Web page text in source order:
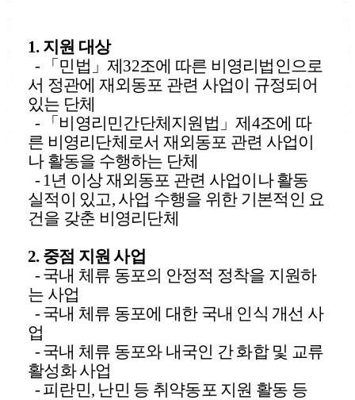
1. 지원 대상
- 「민법」제32조에 따른 비영리법인으로
서 정관에 재외동포 관련 사업이 규정되어
있는 단체
- 「비영리민간단체지원법」제4조에 따
른 비영리단체로서 재외동포 관련 사업이
나 활동을 수행하는 단체
- 1년 이상 재외동포 관련 사업이나 활동
실적이 있고, 사업 수행을 위한 기본적인 요
건을 갖춘 비영리단체
2. 중점 지원 사업
-국내 체류 동포의 안정적 정착을 지원하
는 사업
-국내 체류 동포에 대한 국내 인식 개선 사
업
-국내 체류 동포와 내국인 간 화합 및 교류
활성화 사업
-피란민, 난민 등 취약동포 지원 활동 등